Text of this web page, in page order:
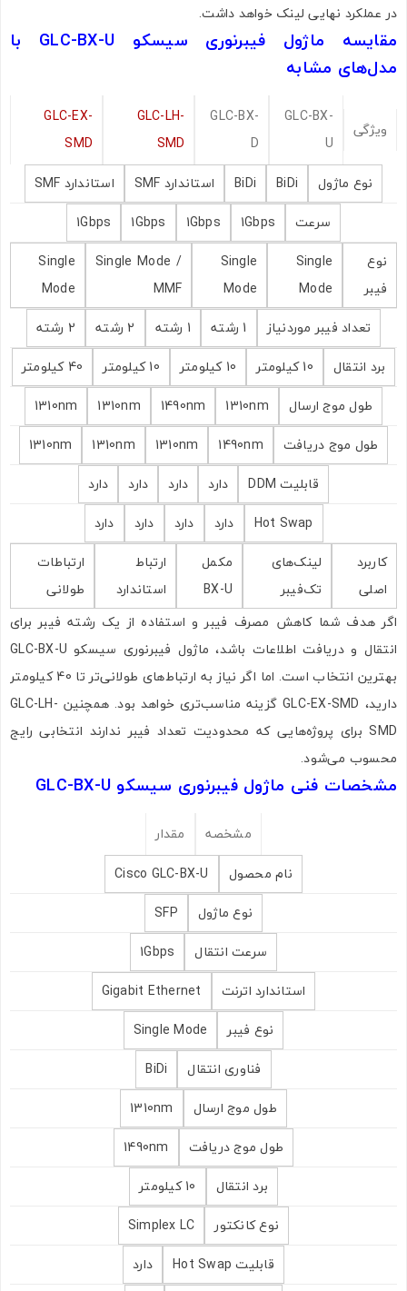
در عملکرد نهایی لینک خواهد داشت.
مقایسه ماژول فیبرنوری سیسکو GLC-BX-U با
مدل‌های مشابه
ویژگی
GLC-BX-
U
GLC-BX-
D
GLC-LH-
SMD
GLC-EX-
SMD
نوع ماژول
BiDi
BiDi استاندارد SMF
استاندارد SMF
سرعت
1Gbps
1Gbps
1Gbps
1Gbps
نوع
فیبر
Single
Mode
Single
Mode
Single Mode /
MMF
Single
Mode
تعداد فیبر موردنیاز
1 رشته 1 رشته 2 رشته
2 رشته
برد انتقال
10 کیلومتر 10 کیلومتر 10 کیلومتر
40 کیلومتر
طول موج ارسال
1310nm
1490nm
1310nm
1310nm
طول موج دریافت
1490nm
1310nm
1310nm
1310nm
قابلیت DDM
دارد دارد دارد
دارد
Hot Swap
دارد دارد دارد
دارد
کاربرد
اصلی
لینک‌های
تک‌فیبر
مکمل
BX-U
ارتباط
استاندارد
ارتباطات
طولانی
اگر هدف شما کاهش مصرف فیبر و استفاده از یک رشته فیبر برای
انتقال و دریافت اطلاعات باشد، ماژول فیبرنوری سیسکو GLC-BX-U
بهترین انتخاب است. اما اگر نیاز به ارتباط‌های طولانی‌تر تا 40 کیلومتر
دارید، GLC-EX-SMD گزینه مناسب‌تری خواهد بود. همچنین GLC-LH-
SMD برای پروژه‌هایی که محدودیت تعداد فیبر ندارند انتخابی رایج
محسوب می‌شود.
مشخصات فنی ماژول فیبرنوری سیسکو GLC-BX-U
مشخصه
مقدار
نام محصول
Cisco GLC-BX-U
نوع ماژول
SFP
سرعت انتقال
1Gbps
استاندارد اترنت
Gigabit Ethernet
نوع فیبر
Single Mode
فناوری انتقال
BiDi
طول موج ارسال
1310nm
طول موج دریافت
1490nm
برد انتقال
10 کیلومتر
نوع کانکتور
Simplex LC
قابلیت Hot Swap
دارد
ارسال